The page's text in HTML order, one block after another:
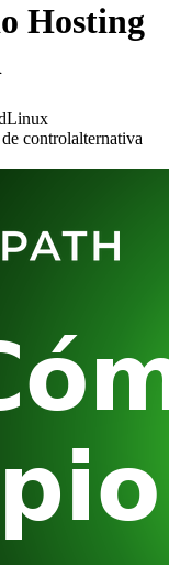
Hosting
Linux
controlalternativa